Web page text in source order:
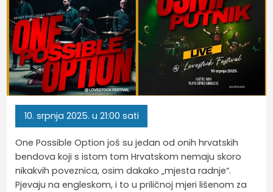
10. srpnja 2025. u 21:00 sati
One Possible Option još su jedan od onih hrvatskih
bendova koji s istom tom Hrvatskom nemaju skoro
nikakvih poveznica, osim dakako „mjesta radnje“.
Pjevaju na engleskom, i to u priličnoj mjeri lišenom za